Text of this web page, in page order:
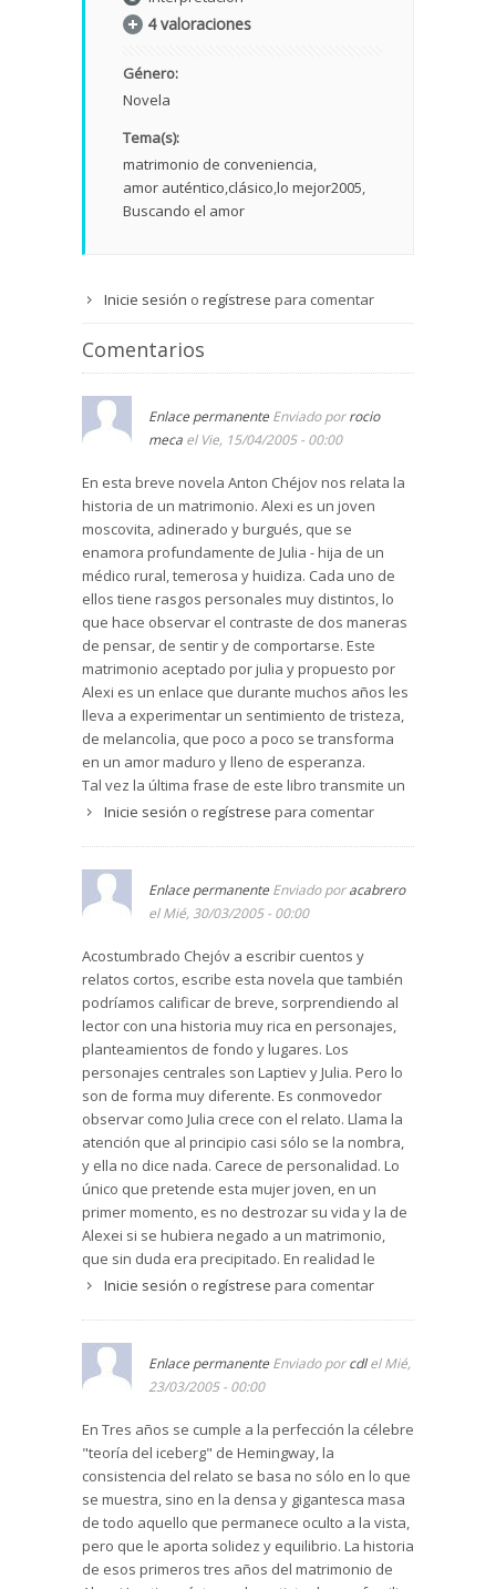
4 valoraciones
Género:
Novela
Tema(s):
matrimonio de conveniencia
amor auténtico clásico lo mejor2005
Buscando el amor
Inicie sesión o regístrese para comentar
Comentarios
Enlace permanente Enviado porrocio
meca el Vie, 15/04/2005 - 00:00
En esta breve novela Anton Chéjov nos relata la
historia de un matrimonio. Alexi es un joven
moscovita, adinerado y burgués, que se
enamora profundamente de Julia - hija de un
médico rural, temerosa y huidiza. Cada uno de
ellos tiene rasgos personales muy distintos, lo
que hace observar el contraste de dos maneras
de pensar, de sentir y de comportarse. Este
matrimonio aceptado por julia y propuesto por
Alexi es un enlace que durante muchos años les
lleva a experimentar un sentimiento de tristeza,
de melancolia, que poco a poco se transforma
en un amor maduro y lleno de esperanza.
Tal vez la última frase de este libro transmite un
mensaje de esperanza: "aquel que vive verá".
que la otra persona le brinda.
Chéjov describe con maestría una realidad que
en la actualidad se encuentra con frecuencia,
aunque a veces con un dramático final. Los
temas que aborda estimulan a una profunda
reflexión acerca de cuestiones como el sentido
de la vida, la búsqueda de la felicidad, ...
Inicie sesión o regístrese para comentar
Enlace permanente Enviado poracabrero
el Mié, 30/03/2005 - 00:00
Acostumbrado Chejóv a escribir cuentos y
relatos cortos, escribe esta novela que también
podríamos calificar de breve, sorprendiendo al
lector con una historia muy rica en personajes,
planteamientos de fondo y lugares. Los
personajes centrales son Laptiev y Julia. Pero lo
son de forma muy diferente. Es conmovedor
observar como Julia crece con el relato. Llama la
atención que al principio casi sólo se la nombra,
y ella no dice nada. Carece de personalidad. Lo
único que pretende esta mujer joven, en un
primer momento, es no destrozar su vida y la de
Alexei si se hubiera negado a un matrimonio,
que sin duda era precipitado. En realidad le
mueve el miedo a la soltería, aún siendo muy
ganando fuerza y al final es quien salva la
historia, con una actitud de verdadera madurez
la historia, y da la impresión de hombre sin
carácter, sin sentido en la vida. En muchos
momentos produce auténtica compasión. Al final
le salva su mujer. Es verdaderamente una
historia de amor, de amor auténtico. Los demás
personajes van pasando por el relato con
menos consistencia, pero con un peso específico
Inicie sesión o regístrese para comentar
Enlace permanente Enviado porcdlel Mié,
23/03/2005 - 00:00
En Tres años se cumple a la perfección la célebre
"teoría del iceberg" de Hemingway, la
consistencia del relato se basa no sólo en lo que
se muestra, sino en la densa y gigantesca masa
de todo aquello que permanece oculto a la vista,
pero que le aporta solidez y equilibrio. La historia
de esos primeros tres años del matrimonio de